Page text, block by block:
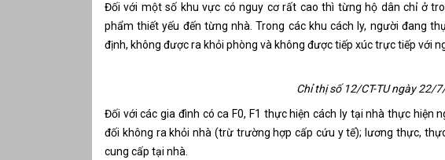
Đối với một số khu vực có nguy cơ rất cao thì từng hộ dân chỉ ở
phẩm thiết yếu đến từng nhà. Trong các khu cách ly, người đang
định, không được ra khỏi phòng và không được tiếp xúc trực tiếp với
Chỉ thị số 12/CT-TU ngày 22/
Đối với các gia đình có ca F0, F1 thực hiện cách ly tại nhà thực hiện
đối không ra khỏi nhà (trừ trường hợp cấp cứu y tế); lương thực,
cung cấp tại nhà.